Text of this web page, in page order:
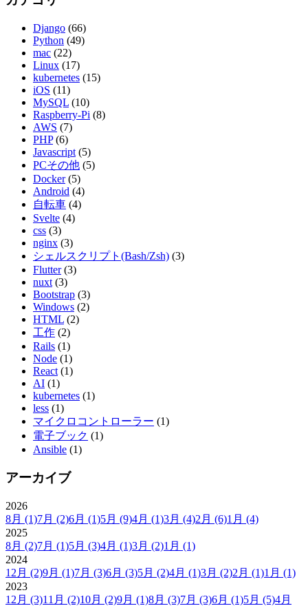
Django (66)
Python (49)
mac (22)
Linux (17)
kubernetes (15)
iOS (11)
MySQL (10)
Raspberry-Pi (8)
AWS (7)
PHP (6)
Javascript (5)
PCその他 (5)
Docker (5)
Android (4)
自転車 (4)
Svelte (4)
css (3)
nginx (3)
シェルスクリプト(Bash/Zsh) (3)
Flutter (3)
nuxt (3)
Bootstrap (3)
Windows (2)
HTML (2)
工作 (2)
Rails (1)
Node (1)
React (1)
AI (1)
kubernetes (1)
less (1)
マイクロコントローラー (1)
電子ブック (1)
Ansible (1)
アーカイブ
2026
8月 (1)7月 (2)6月 (1)5月 (9)4月 (1)3月 (4)2月 (6)1月 (4)
2025
8月 (2)7月 (1)5月 (3)4月 (1)3月 (2)1月 (1)
2024
12月 (2)9月 (1)7月 (3)6月 (3)5月 (2)4月 (1)3月 (2)2月 (1)1月 (1)
2023
12月 (3)11月 (2)10月 (2)9月 (1)8月 (3)7月 (3)6月 (1)5月 (5)4月